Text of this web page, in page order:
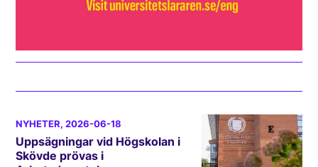
NYHETER, 2026-06-18
Uppsägningar vid Högskolan i
Skövde prövas i